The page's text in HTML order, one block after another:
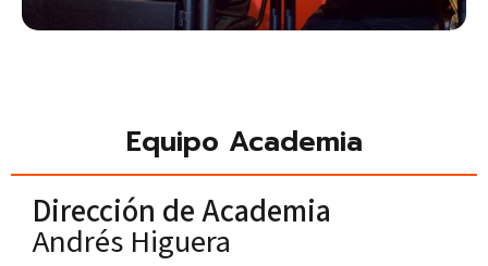
Equipo Academia
Dirección de Academia
Andrés Higuera